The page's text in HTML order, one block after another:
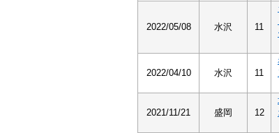
2022/05/08 水沢 11
2022/04/10 水沢 11
2021/11/21 盛岡 12